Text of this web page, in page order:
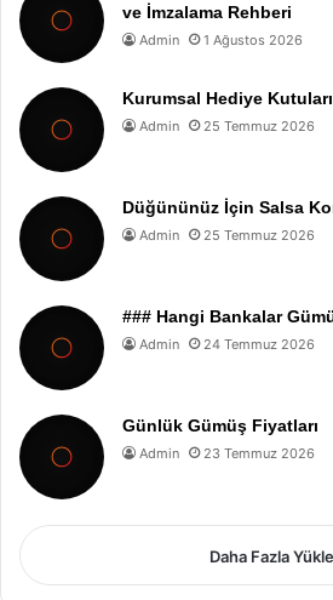
ve İmzalama Rehberi
Admin 1 Ağustos 2026
Kurumsal Hediye
Admin 25 Temmuz 2026
Düğününüz İçin Salsa
Admin 25 Temmuz 2026
### Hangi Bankalar
Admin 24 Temmuz 2026
Günlük Gümüş Fiyatları
Admin 23 Temmuz 2026
Daha Fazla Yükle